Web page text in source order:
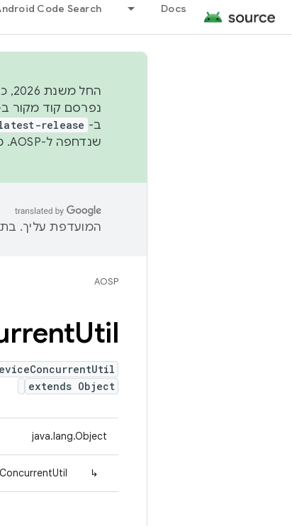
Docs
Code Search
ב- release
שנדחפה ל-AOSP. מידע נוסף זמין במאמר
המועדפת עליך.
AOSP
Util
extends Object
java.lang.Object
↳